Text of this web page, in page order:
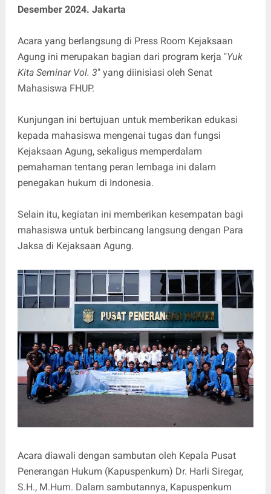
Desember 2024. Jakarta
Acara yang berlangsung di Press Room Kejaksaan
Agung ini merupakan bagian dari program kerja "Yuk
Kita Seminar Vol. 3" yang diinisiasi oleh Senat
Mahasiswa FHUP.
Kunjungan ini bertujuan untuk memberikan edukasi
kepada mahasiswa mengenai tugas dan fungsi
Kejaksaan Agung, sekaligus memperdalam
pemahaman tentang peran lembaga ini dalam
penegakan hukum di Indonesia.
Selain itu, kegiatan ini memberikan kesempatan bagi
mahasiswa untuk berbincang langsung dengan Para
Jaksa di Kejaksaan Agung.
Acara diawali dengan sambutan oleh Kepala Pusat
Penerangan Hukum (Kapuspenkum) Dr. Harli Siregar,
S.H., M.Hum. Dalam sambutannya, Kapuspenkum